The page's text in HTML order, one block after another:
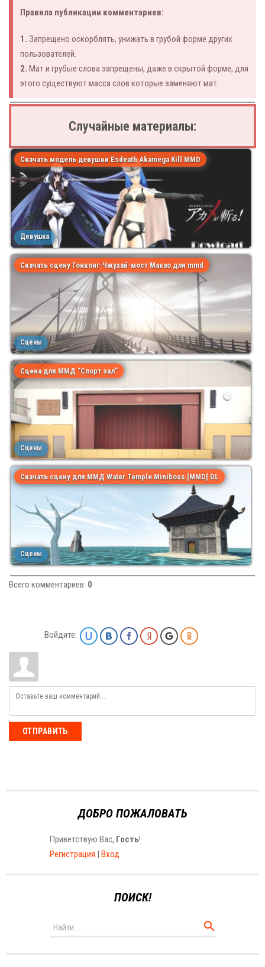
Правила публикации комментариев:
1. Запрещено оскорблять, унижать в грубой форме других
пользователей.
2. Мат и грубые слова запрещены, даже в скрытой форме, для
этого существуют масса слов которые заменяют мат.
Случайные материалы:
Скачать модель девушки Esdeath Akamega Kill MMD
Девушка
Скачать сцену Гонконг-Чжухай-мост Макао для mmd
Сцены
Сцена для ММД "Спорт зал"
Сцены
Скачать сцену для ММД Water Temple Miniboss [MMD] DL
Сцены
Всего комментариев: 0
Войдите:
ОТПРАВИТЬ
ДОБРО ПОЖАЛОВАТЬ
Приветствую Вас, Гость!
Регистрация | Вход
ПОИСК!